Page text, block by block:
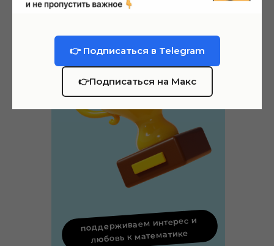
поддерживаем интерес и
любовь к математике
👉 Подписаться в Telegram
👉Подписаться на Макс